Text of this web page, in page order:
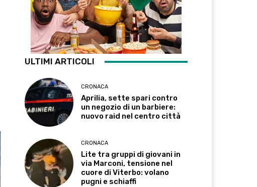
ULTIMI ARTICOLI
CRONACA
Aprilia, sette spari contro
un negozio di un barbiere:
nuovo raid nel centro città
CRONACA
Lite tra gruppi di giovani in
via Marconi, tensione nel
cuore di Viterbo: volano
pugni e schiaffi